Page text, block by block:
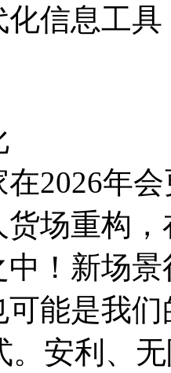
信息工
年会
货场重构
！新场
可能是我
。安利、